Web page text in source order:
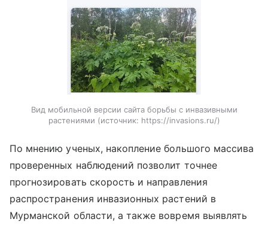
Вид мобильной версии сайта борьбы с инвазивными
растениями
источник: https://invasions.ru/
По мнению ученых, накопление большого массива
проверенных наблюдений позволит точнее
прогнозировать скорость и направления
распространения инвазионных растений в
Мурманской области, а также вовремя выявлять